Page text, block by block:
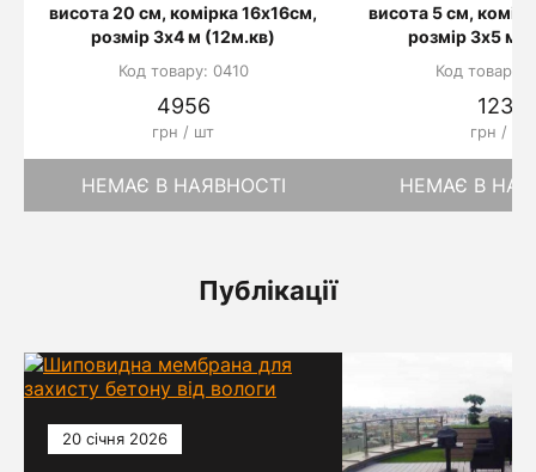
висота 20 см, комірка 16х16см,
розмір 3х4 м (12м.кв)
Код товару: 0410
4956
грн / шт
НЕМАЄ В НАЯВНОСТІ
висота 5 см,
розмір 3х5 м
Код товару:
1230
грн / шт
НЕМАЄ В
Публікації
20 січня 2026